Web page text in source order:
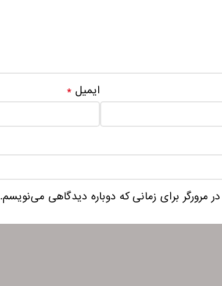
ایمیل*
مرورگر برای زمانی که دوباره دیدگاهی می‌نویسم.